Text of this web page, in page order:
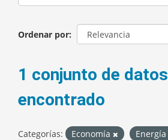
Ordenar por
1 conjunto de datos
encontrado
Categorías: Economía
Energía